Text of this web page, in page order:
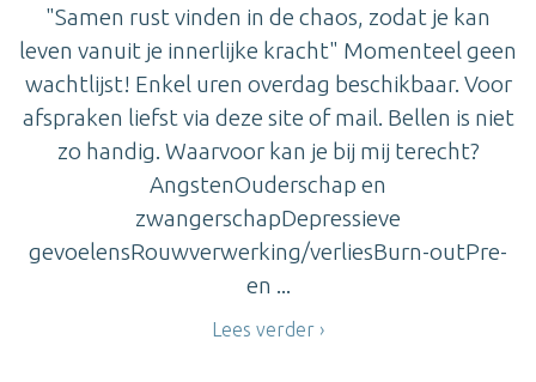
"Samen rust vinden in de chaos, zodat je kan
leven vanuit je innerlijke kracht" Momenteel geen
wachtlijst! Enkel uren overdag beschikbaar. Voor
afspraken liefst via deze site of mail. Bellen is niet
zo handig. Waarvoor kan je bij mij terecht?
AngstenOuderschap en
zwangerschapDepressieve
gevoelensRouwverwerking/verliesBurn-outPre-
en ...
Lees verder